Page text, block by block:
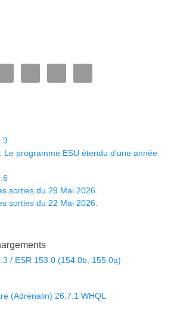
Le programme ESU étendu d’une année
sorties du 29 Mai 2026.
sorties du 22 Mai 2026.
/ ESR 153.0 (154.0b, 155.0a)
(Adrenalin) 26.7.1 WHQL